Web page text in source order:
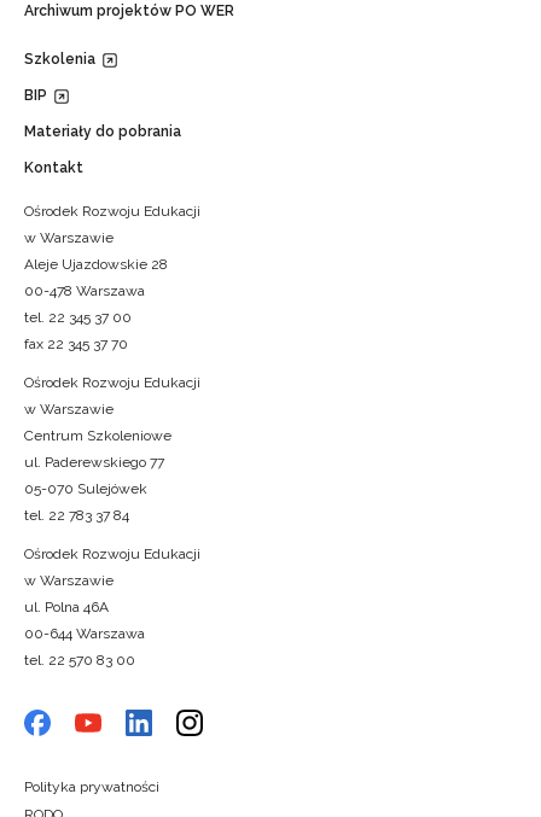
Archiwum projektów PO WER
Szkolenia
BIP
Materiały do pobrania
Kontakt
Ośrodek Rozwoju Edukacji
w Warszawie
Aleje Ujazdowskie 28
00-478 Warszawa
tel. 22 345 37 00
fax 22 345 37 70
Ośrodek Rozwoju Edukacji
w Warszawie
Centrum Szkoleniowe
ul. Paderewskiego 77
05-070 Sulejówek
tel. 22 783 37 84
Ośrodek Rozwoju Edukacji
w Warszawie
ul. Polna 46A
00-644 Warszawa
tel. 22 570 83 00
Polityka prywatności